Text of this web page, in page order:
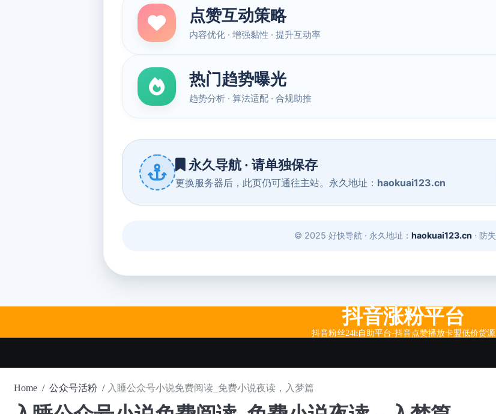
抖音涨粉平台
抖音粉丝24h自助平台-抖音点赞播放卡盟低价货源
Home 公众号活粉 入睡公众号小说免费阅读_免费小说夜读，入梦篇